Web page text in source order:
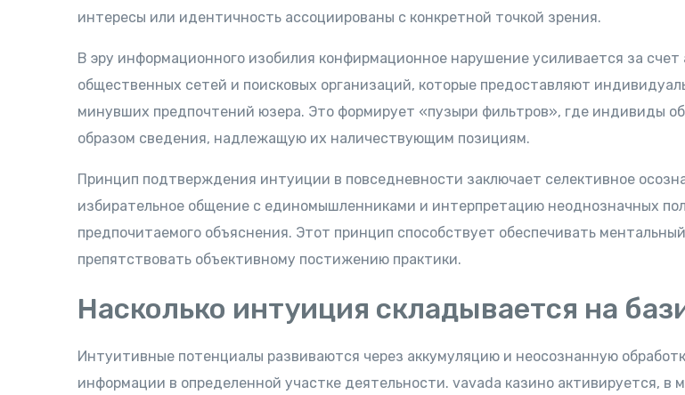
интересы или идентичность ассоциированы с конкретной точкой зрения.
В эру информационного изобилия конфирмационное нарушение усиливается за счет
общественных сетей и поисковых организаций, которые предоставляют
минувших предпочтений юзера. Это формирует «пузыри фильтров», где индивиды
образом сведения, надлежащую их наличествующим позициям.
Принцип подтверждения интуиции в повседневности заключает селективное
избирательное общение с единомышленниками и интерпретацию неоднозначных
предпочитаемого объяснения. Этот принцип способствует обеспечивать
препятствовать объективному постижению практики.
Насколько интуиция складывается на
Интуитивные потенциалы развиваются через аккумуляцию и неосознанную
информации в определенной участке деятельности. vavada казино активируется, в